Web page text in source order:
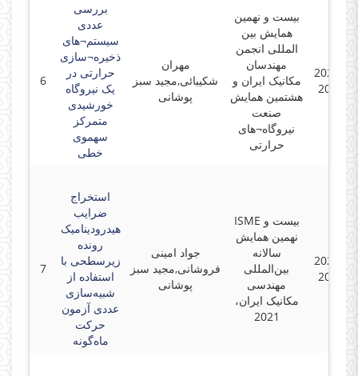
6
بررسی
عددی
سیستم¬های
ذخیره¬سازی
حرارتی در
یک نیروگاه
خورشیدی
متمرکز
سهموی
خطی
مهران
شکیبائی,مجید سبز
پوشانی
بیست و نهمین
همایش بین
المللی انجمن
مهندسان
مکانیک ایران و
هشتمین همایش
صنعت
نیروگاه¬های
حرارتی
2021-
2021-
7
استخراج
ضرایب
هیدرودینامیک
رونده
زیرسطحی با
استفاده از
شبیه‌سازی
عددی آزمون
حرکت
ماه‌گونه
جواد امینی
فروشانی,مجید سبز
پوشانی
ISME بیست و
نهمین همایش
سالانه
بین‌المللی
مهندسی
مکانیک ایران،
2021
2021-
2021-